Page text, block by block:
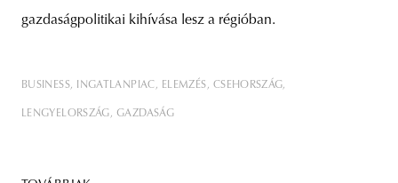
gazdaságpolitikai kihívása lesz a régióban.
BUSINESS INGATLANPIAC ELEMZÉS CSEHORSZÁG
LENGYELORSZÁG GAZDASÁG